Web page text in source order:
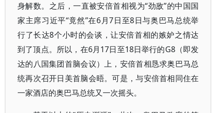
身解数。之后，一直被安倍首相视为“劲敌”的中国国
家主席习近平“竟然”在6月7日至8日与奥巴马总统举
行了长达8个小时的会谈，让安倍首相的嫉妒之情达
到了顶点。所以，在6月17日至18日举行的G8（即发
达的八国集团首脑会议）上，安倍首相恳求奥巴马总
统再次召开日美首脑会晤。可是，与安倍首相同住在
一家酒店的奥巴马总统又一次摇头。